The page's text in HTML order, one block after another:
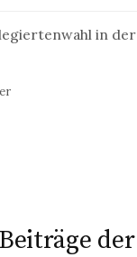
in der
der